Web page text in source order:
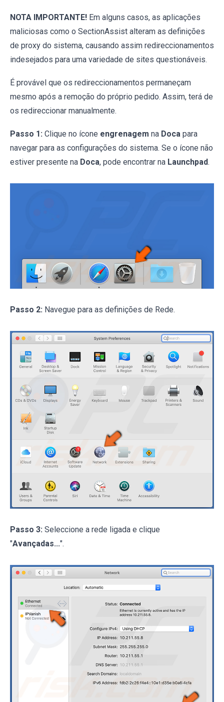
NOTA IMPORTANTE! Em alguns casos, as aplicações
maliciosas como o SectionAssist alteram as definições
de proxy do sistema, causando assim redireccionamentos
indesejados para uma variedade de sites questionáveis.
É provável que os redireccionamentos permaneçam
mesmo após a remoção do próprio pedido. Assim, terá de
os redireccionar manualmente.
Passo 1: Clique no ícone engrenagem na Doca para
navegar para as configurações do sistema. Se o ícone não
estiver presente na Doca, pode encontrar na Launchpad.
Passo 2: Navegue para as definições de Rede.
Passo 3: Seleccione a rede ligada e clique
"Avançadas...".